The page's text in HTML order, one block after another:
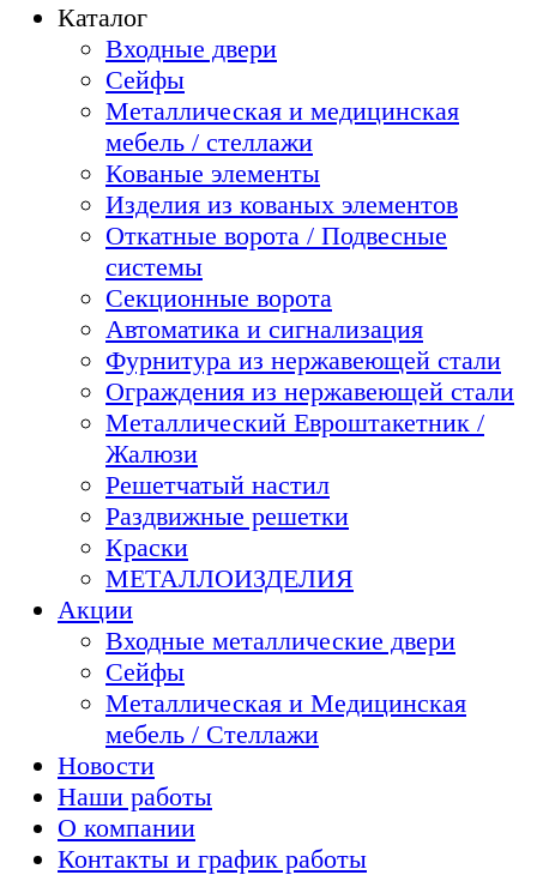
Каталог
Входные двери
Сейфы
Металлическая и медицинская
мебель / стеллажи
Кованые элементы
Изделия из кованых элементов
Откатные ворота / Подвесные
системы
Секционные ворота
Автоматика и сигнализация
Фурнитура из нержавеющей стали
Ограждения из нержавеющей стали
Металлический Евроштакетник /
Жалюзи
Решетчатый настил
Раздвижные решетки
Краски
МЕТАЛЛОИЗДЕЛИЯ
Акции
Входные металлические двери
Сейфы
Металлическая и Медицинская
мебель / Стеллажи
Новости
Наши работы
О компании
Контакты и график работы